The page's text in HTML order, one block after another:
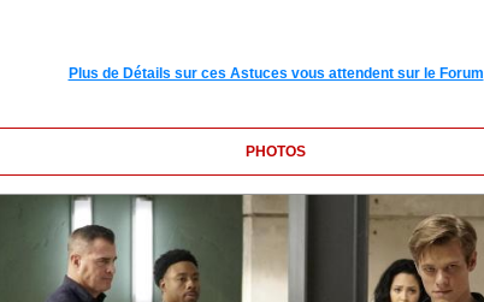
Plus de Détails sur ces Astuces vous attendent sur le Forum
PHOTOS